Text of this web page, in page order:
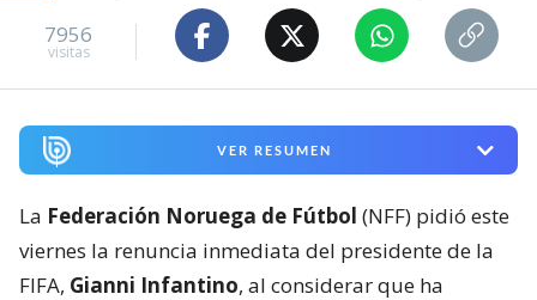
7956
visitas
VER RESUMEN
La Federación Noruega de Fútbol (NFF) pidió este
viernes la renuncia inmediata del presidente de la
FIFA, Gianni Infantino, al considerar que ha